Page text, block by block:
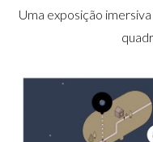
Uma exposição